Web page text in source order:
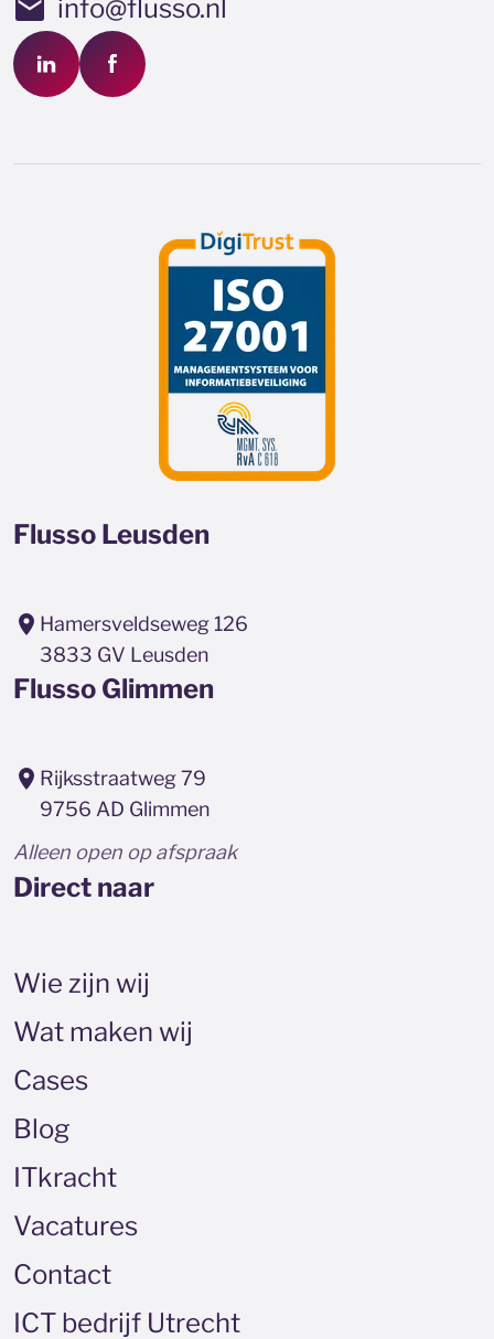
info@flusso.nl
Flusso Leusden
Hamersveldseweg 126
3833 GV Leusden
Flusso Glimmen
Rijksstraatweg 79
9756 AD Glimmen
Alleen open op afspraak
Direct naar
Wie zijn wij
Wat maken wij
Cases
Blog
ITkracht
Vacatures
Contact
ICT bedrijf Utrecht